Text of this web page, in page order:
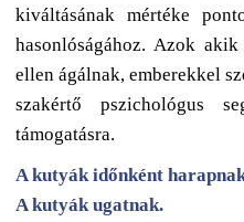
kiváltásának mértéke
hasonlóságához. Azok
ellen ágálnak, emberekkel
szakértő pszichológus
támogatásra.
A kutyák időnként
A kutyák ugatnak.